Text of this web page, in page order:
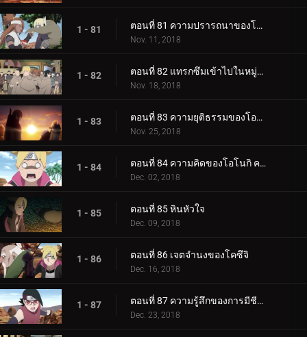
1 - 81 ตอนที่ 81 ความปรารถนาของโบรูโตะ
Nov. 11, 2018
1 - 82 ตอนที่ 82 แทรกซึมเข้าไปในหมู่บ้านหินที่ซ่อนอยู่
Nov. 18, 2018
1 - 83 ตอนที่ 83 ความยุติธรรมของโอโนกิ
Nov. 25, 2018
1 - 84 ตอนที่ 84 ความคิดของโอโนกิ ความคิดของคู
Dec. 02, 2018
1 - 85 ตอนที่ 85 หินหัวใจ
Dec. 09, 2018
1 - 86 ตอนที่ 86 เจตจำนงของโคซึจิ
Dec. 16, 2018
1 - 87 ตอนที่ 87 ความรู้สึกของการมีชีวิต
Dec. 23, 2018